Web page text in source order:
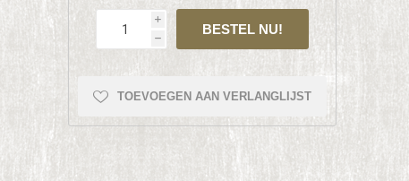
i
h
TOEVOEGEN AAN VERLANGLIJST